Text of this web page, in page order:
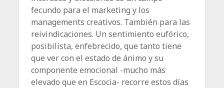
fecundo para el marketing y los
managements creativos. También para las
reivindicaciones. Un sentimiento eufórico,
posibilista, enfebrecido, que tanto tiene
que ver con el estado de ánimo y su
componente emocional -mucho más
elevado que en Escocia- recorre estos días